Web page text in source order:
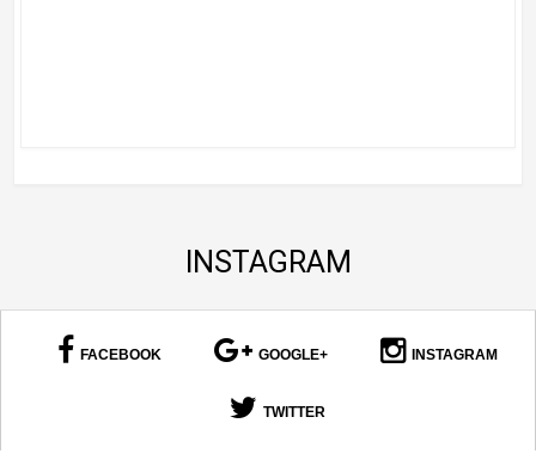
INSTAGRAM
FACEBOOK GOOGLE+ INSTAGRAM
TWITTER